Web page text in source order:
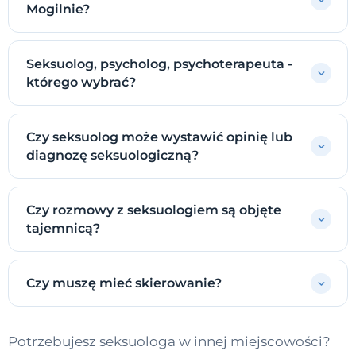
Mogilnie?
Seksuolog, psycholog, psychoterapeuta -
którego wybrać?
Czy seksuolog może wystawić opinię lub
diagnozę seksuologiczną?
Czy rozmowy z seksuologiem są objęte
tajemnicą?
Czy muszę mieć skierowanie?
Potrzebujesz seksuologa w innej miejscowości?